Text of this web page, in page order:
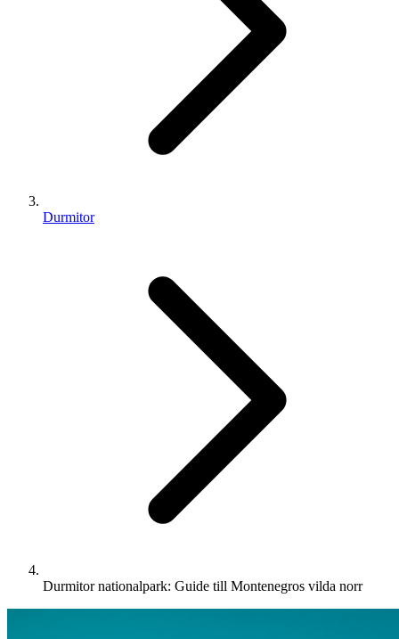
Durmitor
Durmitor nationalpark: Guide till Montenegros vilda norr